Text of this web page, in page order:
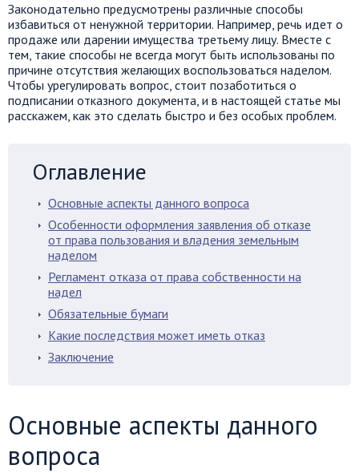
Законодательно предусмотрены различные способы
избавиться от ненужной территории. Например, речь идет о
продаже или дарении имущества третьему лицу. Вместе с
тем, такие способы не всегда могут быть использованы по
причине отсутствия желающих воспользоваться наделом.
Чтобы урегулировать вопрос, стоит позаботиться о
подписании отказного документа, и в настоящей статье мы
расскажем, как это сделать быстро и без особых проблем.
Оглавление
Основные аспекты данного вопроса
Особенности оформления заявления об отказе
от права пользования и владения земельным
наделом
Регламент отказа от права собственности на
надел
Обязательные бумаги
Какие последствия может иметь отказ
Заключение
Основные аспекты данного
вопроса